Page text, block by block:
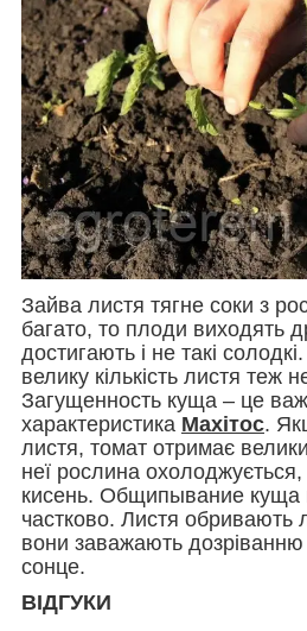
Зайва листя тягне соки з
багато, то плоди виходять
достигають і не такі
велику кількість листя теж
Загущенность куща – це
характеристика Махітос.
листя, томат отримає
неї рослина охолоджується,
кисень. Общипывание куща
частково. Листя обривають
вони заважають
сонце.
ВІДГУКИ